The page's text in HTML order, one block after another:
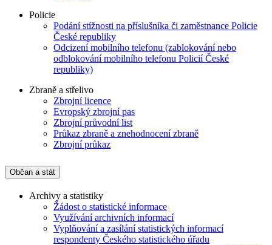
Policie
Podání stížnosti na příslušníka či zaměstnance Policie
České republiky
Odcizení mobilního telefonu (zablokování nebo
odblokování mobilního telefonu Policií České
republiky)
Zbraně a střelivo
Zbrojní licence
Evropský zbrojní pas
Zbrojní průvodní list
Průkaz zbraně a znehodnocení zbraně
Zbrojní průkaz
Občan a stát
Archivy a statistiky
Žádost o statistické informace
Využívání archivních informací
Vyplňování a zasílání statistických informací
respondenty Českého statistického úřadu